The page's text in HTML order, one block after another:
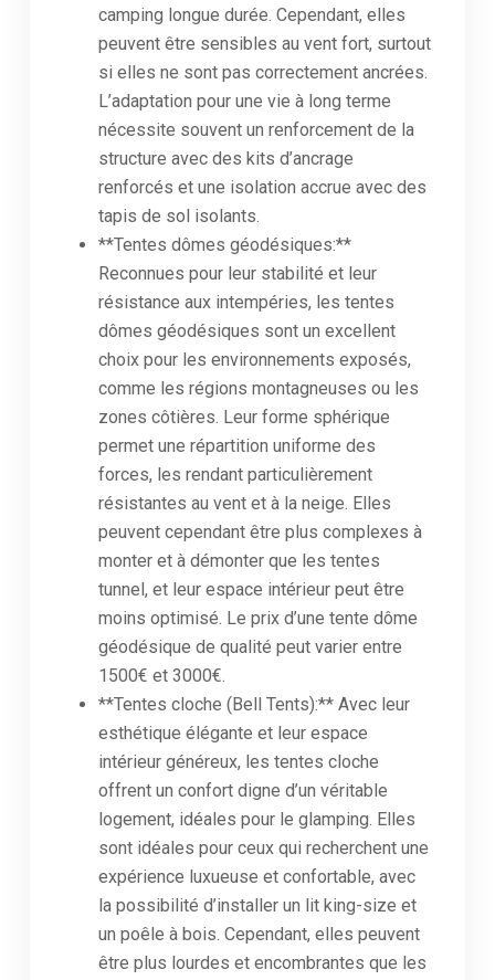
camping longue durée. Cependant, elles
peuvent être sensibles au vent fort, surtout
si elles ne sont pas correctement ancrées.
L’adaptation pour une vie à long terme
nécessite souvent un renforcement de la
structure avec des kits d’ancrage
renforcés et une isolation accrue avec des
tapis de sol isolants.
**Tentes dômes géodésiques:**
Reconnues pour leur stabilité et leur
résistance aux intempéries, les tentes
dômes géodésiques sont un excellent
choix pour les environnements exposés,
comme les régions montagneuses ou les
zones côtières. Leur forme sphérique
permet une répartition uniforme des
forces, les rendant particulièrement
résistantes au vent et à la neige. Elles
peuvent cependant être plus complexes à
monter et à démonter que les tentes
tunnel, et leur espace intérieur peut être
moins optimisé. Le prix d’une tente dôme
géodésique de qualité peut varier entre
1500€ et 3000€.
**Tentes cloche (Bell Tents):** Avec leur
esthétique élégante et leur espace
intérieur généreux, les tentes cloche
offrent un confort digne d’un véritable
logement, idéales pour le glamping. Elles
sont idéales pour ceux qui recherchent une
expérience luxueuse et confortable, avec
la possibilité d’installer un lit king-size et
un poêle à bois. Cependant, elles peuvent
être plus lourdes et encombrantes que les